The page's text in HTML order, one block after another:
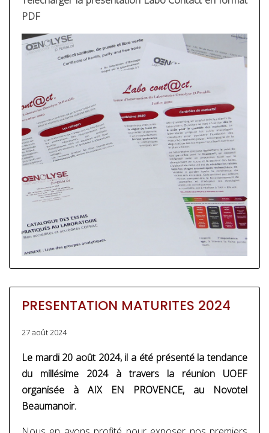
PDF
PRESENTATION MATURITES 2024
27 août 2024
Le mardi 20 août 2024, il a été présenté la tendance
du millésime 2024 à travers la réunion UOEF
organisée à AIX EN PROVENCE, au Novotel
Beaumanoir.